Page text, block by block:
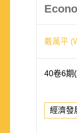
戴萬平
40卷6期
經濟發